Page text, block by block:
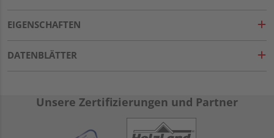
EIGENSCHAFTEN
DATENBLÄTTER
Unsere Zertifizierungen und Partner